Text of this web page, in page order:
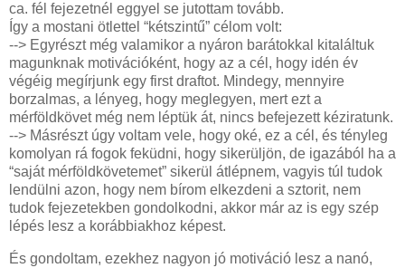
ca. fél fejezetnél eggyel se jutottam tovább.
Így a mostani ötlettel “kétszintű” célom volt:
--> Egyrészt még valamikor a nyáron barátokkal kitaláltuk
magunknak motivációként, hogy az a cél, hogy idén év
végéig megírjunk egy first draftot. Mindegy, mennyire
borzalmas, a lényeg, hogy meglegyen, mert ezt a
mérföldkövet még nem léptük át, nincs befejezett kéziratunk.
--> Másrészt úgy voltam vele, hogy oké, ez a cél, és tényleg
komolyan rá fogok feküdni, hogy sikerüljön, de igazából ha a
“saját mérföldkövetemet” sikerül átlépnem, vagyis túl tudok
lendülni azon, hogy nem bírom elkezdeni a sztorit, nem
tudok fejezetekben gondolkodni, akkor már az is egy szép
lépés lesz a korábbiakhoz képest.
És gondoltam, ezekhez nagyon jó motiváció lesz a nanó,